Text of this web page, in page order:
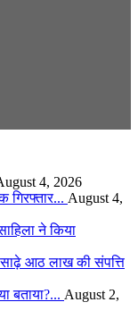
4, 2026
August 4,
ने किया
साढ़े आठ लाख की संपत्ति
बताया?... August 2,